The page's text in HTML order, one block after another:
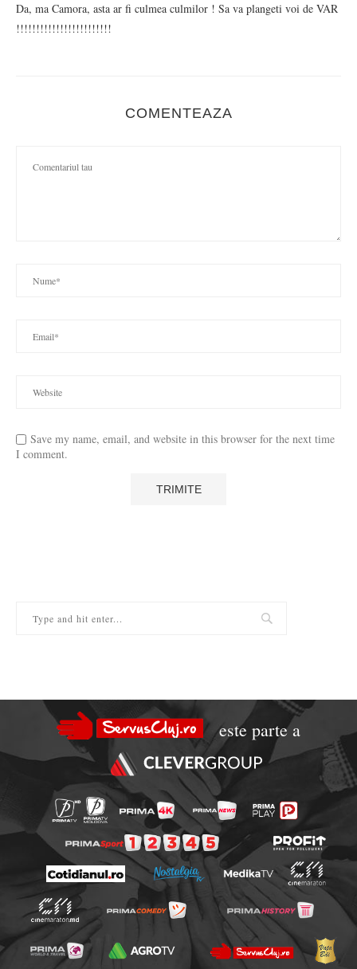
Da, ma Camora, asta ar fi culmea culmilor ! Sa va plangeti voi de VAR
!!!!!!!!!!!!!!!!!!!!!!!!
COMENTEAZA
Save my name, email, and website in this browser for the next time
I comment.
este parte a